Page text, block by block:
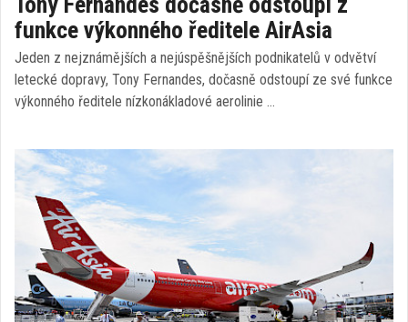
funkce výkonného ředitele AirAsia
Jeden z nejznámějších a nejúspěšnějších podnikatelů v odvětví
letecké dopravy, Tony Fernandes, dočasně odstoupí ze své funkce
výkonného ředitele nízkonákladové aerolinie …